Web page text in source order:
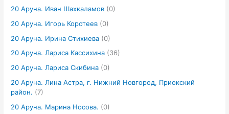
20 Аруна. Иван Шахкаламов (0)
20 Аруна. Игорь Коротеев (0)
20 Аруна. Ирина Стихиева (0)
20 Аруна. Лариса Кассихина (36)
20 Аруна. Лариса Скибина (0)
20 Аруна. Лина Астра, г. Нижний Новгород, Приокский
район. (7)
20 Аруна. Марина Носова. (0)